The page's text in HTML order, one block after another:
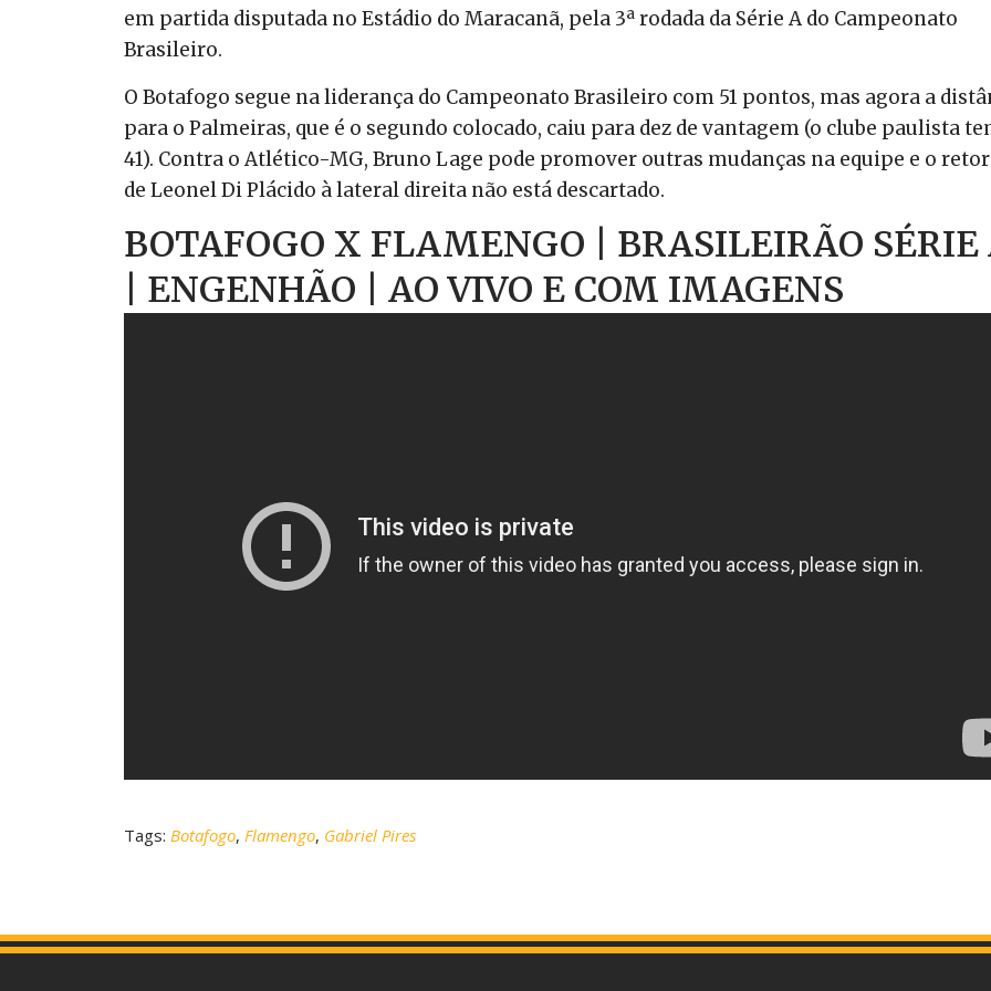
em partida disputada no Estádio do Maracanã, pela 3ª rodada da Série A do Campeonato
Brasileiro.
O Botafogo segue na liderança do Campeonato Brasileiro com 51 pontos, mas agora a
para o Palmeiras, que é o segundo colocado, caiu para dez de vantagem (o clube paulista
41). Contra o Atlético-MG, Bruno Lage pode promover outras mudanças na equipe e o
de Leonel Di Plácido à lateral direita não está descartado.
BOTAFOGO X FLAMENGO | BRASILEIRÃO SÉRIE
| ENGENHÃO | AO VIVO E COM IMAGENS
Tags: Botafogo, Flamengo, Gabriel Pires